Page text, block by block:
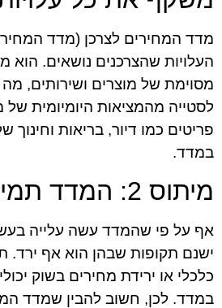
מדד המחירים לצרכן (מדד
העלויות שהצרכנים נושאים. הוא
מסוימת של מוצרים ושירותים, מה
לסטייה מהמציאות היומיומית
פריטים כמו דיור, בריאות וחינוך
במדד.
מיתוס 2: המדד תמיד עולה
אף על פי שהמדד עשה עלייה
ישנם תקופות שבהן הוא אף ירד.
כלכלי או ירידת מחירים בשוק
במדד. לכן, חשוב להבין שמדד